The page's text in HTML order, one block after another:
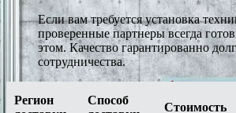
Если вам требуется установка
проверенные партнеры всегда
этом. Качество гарантированно
сотрудничества.
Регион
Способ
Стоимость